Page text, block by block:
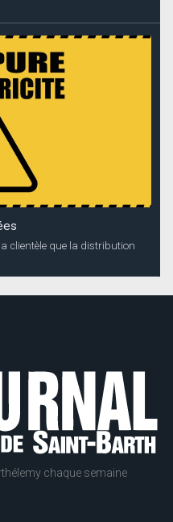
clientèle que la distribution
chaque semaine